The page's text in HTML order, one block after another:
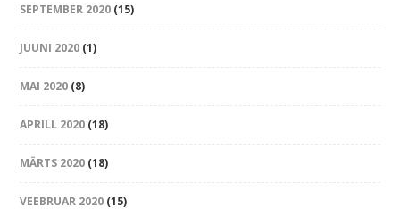
SEPTEMBER 2020 (15)
JUUNI 2020 (1)
MAI 2020 (8)
APRILL 2020 (18)
MÄRTS 2020 (18)
VEEBRUAR 2020 (15)